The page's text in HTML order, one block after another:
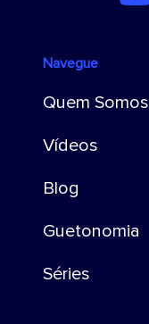
Navegue
Quem Somos
Vídeos
Blog
Guetonomia
Séries